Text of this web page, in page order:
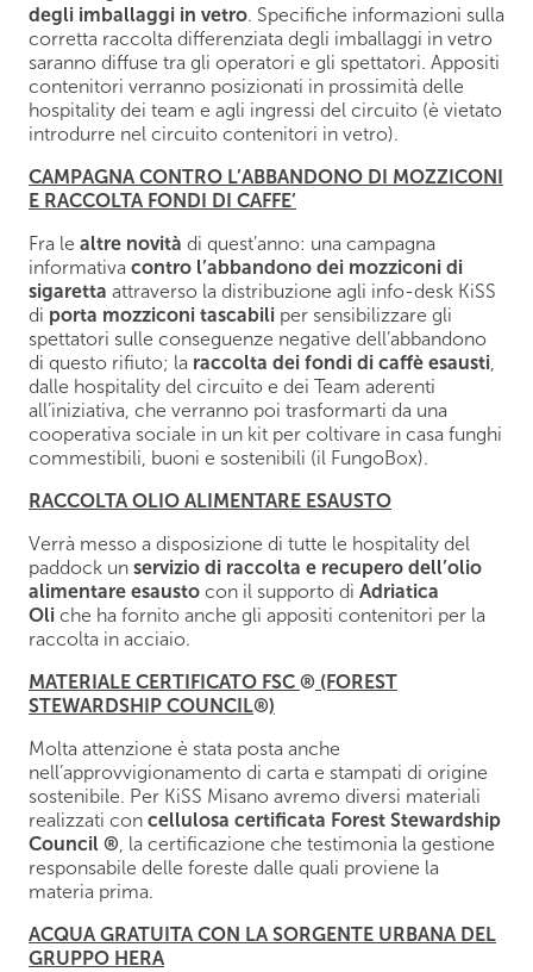
degli imballaggi in vetro. Specifiche informazioni sulla
corretta raccolta differenziata degli imballaggi in vetro
saranno diffuse tra gli operatori e gli spettatori. Appositi
contenitori verranno posizionati in prossimità delle
hospitality dei team e agli ingressi del circuito (è vietato
introdurre nel circuito contenitori in vetro).
CAMPAGNA CONTRO L’ABBANDONO DI MOZZICONI
E RACCOLTA FONDI DI CAFFE’
Fra le altre novità di quest’anno: una campagna
informativa contro l’abbandono dei mozziconi di
sigaretta attraverso la distribuzione agli info-desk KiSS
di porta mozziconi tascabili per sensibilizzare gli
spettatori sulle conseguenze negative dell’abbandono
di questo rifiuto; la raccolta dei fondi di caffè esausti,
dalle hospitality del circuito e dei Team aderenti
all’iniziativa, che verranno poi trasformarti da una
cooperativa sociale in un kit per coltivare in casa funghi
commestibili, buoni e sostenibili (il FungoBox).
RACCOLTA OLIO ALIMENTARE ESAUSTO
Verrà messo a disposizione di tutte le hospitality del
paddock un servizio di raccolta e recupero dell’olio
alimentare esausto con il supporto di Adriatica
Oli che ha fornito anche gli appositi contenitori per la
raccolta in acciaio.
MATERIALE CERTIFICATO FSC ® (FOREST
STEWARDSHIP COUNCIL®)
Molta attenzione è stata posta anche
nell’approvvigionamento di carta e stampati di origine
sostenibile. Per KiSS Misano avremo diversi materiali
realizzati con cellulosa certificata Forest Stewardship
Council ®, la certificazione che testimonia la gestione
responsabile delle foreste dalle quali proviene la
materia prima.
ACQUA GRATUITA CON LA SORGENTE URBANA DEL
GRUPPO HERA